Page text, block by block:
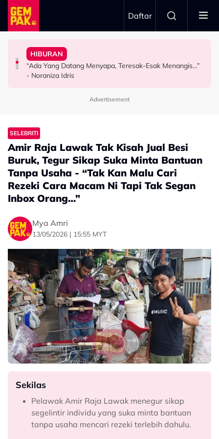
Skip to main content
Daftar
HIBURAN
Khairul Aming Raih Jualan Lebih RM2 Juta Dalam
Kurang Dua Minit
HIBURAN
“Ada Yang Datang Menyapa, Teresak-Esak Menangis…”
- Noraniza Idris
SELEBRITI
“Biarlah Mereka Yang Pilih” - Jinggo Nasihat Ibu Bapa
Jangan Terlalu Campuri Urusan Rumah Tangga Anak
SELEBRITI
Atta Halilintar Tegur Individu Perlekeh Orang Rakam
Pesawat Mendarat - “Boleh Jadi Itu Pengalaman
Advertisement
SELEBRITI
Amir Raja Lawak Tak Kisah Jual Besi
Buruk, Tegur Sikap Suka Minta Bantuan
Tanpa Usaha - “Tak Kan Malu Cari
Rezeki Cara Macam Ni Tapi Tak Segan
Inbox Orang…”
Mya Amri
13/05/2026 | 15:55 MYT
Sekilas
Pelawak Amir Raja Lawak menegur sikap
segelintir individu yang suka minta bantuan
tanpa usaha mencari rezeki terlebih dahulu.